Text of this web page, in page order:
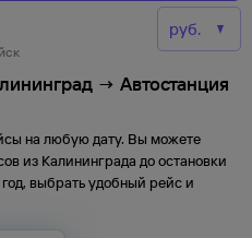
→ Автостанция
на любую дату. Вы можете
из Калининграда доостановки
год, выбрать удобный рейс и